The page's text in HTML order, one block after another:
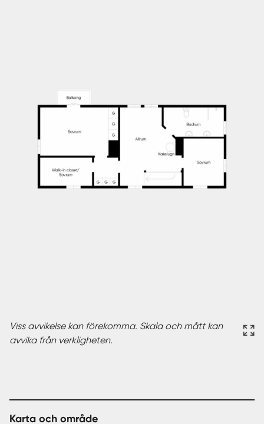
Viss avvikelse kan förekomma. Skala och mått kan
avvika från verkligheten.
Karta och område